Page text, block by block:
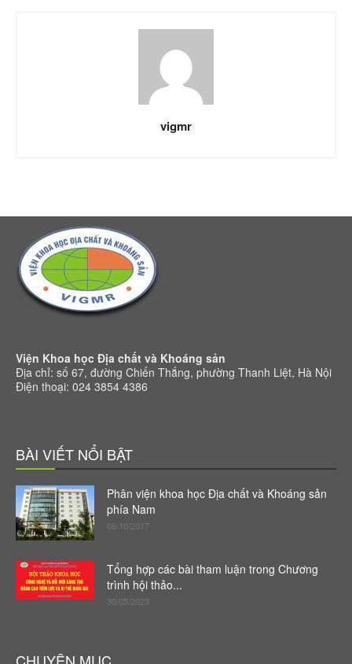
vigmr
Viện Khoa học Địa chất và Khoáng sản
Địa chỉ: số 67, đường Chiến Thắng, phường Thanh Liệt, Hà Nội
Điện thoại: 024 3854 4386
BÀI VIẾT NỔI BẬT
Phân viện khoa học Địa chất và Khoáng sản
phía Nam
06/10/2017
Tổng hợp các bài tham luận trong Chương
trình hội thảo...
30/05/2023